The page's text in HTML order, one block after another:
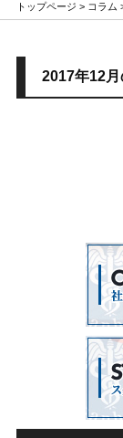
トップページ > コラム
2017年12